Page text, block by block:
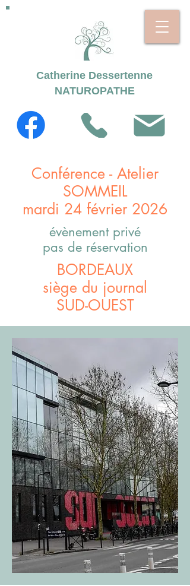
Catherine Dessertenne
NATUROPATHE
Conférence - Atelier
SOMMEIL
mardi 24 février 2026
évènement privé
pas de réservation
BORDEAUX
siège du journal
SUD-OUEST